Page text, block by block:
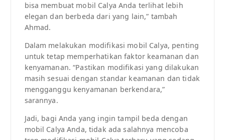
bisa membuat mobil Calya Anda terlihat lebih
elegan dan berbeda dari yang lain,” tambah
Ahmad.
Dalam melakukan modifikasi mobil Calya, penting
untuk tetap memperhatikan faktor keamanan dan
kenyamanan. “Pastikan modifikasi yang dilakukan
masih sesuai dengan standar keamanan dan tidak
mengganggu kenyamanan berkendara,”
sarannya.
Jadi, bagi Anda yang ingin tampil beda dengan
mobil Calya Anda, tidak ada salahnya mencoba